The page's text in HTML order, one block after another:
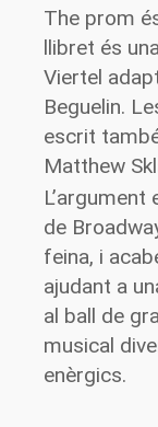
The prom
llibret és
Viertel
Beguelin.
escrit
Matthew
de
feina, i
ajudant a
al ball de
musical
enèrgics.